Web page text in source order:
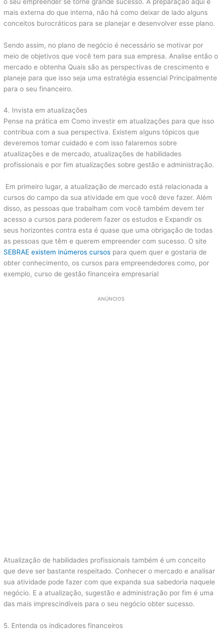
mais externa do que interna, não há como deixar de lado alguns
conceitos burocráticos para se planejar e desenvolver esse plano.
Sendo assim, no plano de negócio é necessário se motivar por
meio de objetivos que você tem para sua empresa. Analise então o
mercado e obtenha Quais são as perspectivas de crescimento e
planeje para que isso seja uma estratégia essencial Principalmente
para o seu financeiro.
4. Invista em atualizações
Pense na prática em Como investir em atualizações para que isso
contribua com a sua perspectiva. Existem alguns tópicos que
deveremos tomar cuidado e com isso falaremos sobre
atualizações e de mercado, atualizações de habilidades
profissionais e por fim atualizações sobre gestão e administração.
Em primeiro lugar, a atualização de mercado está relacionada a
cursos do campo da sua atividade em que você deve fazer. Além
disso, as pessoas que trabalham com você também devem ter
acesso a cursos para poderem fazer os estudos e Expandir os
seus horizontes contra esta é quase que uma obrigação de todas
as pessoas que têm e querem empreender com sucesso. O site
SEBRAE existem inúmeros cursos para quem quer e gostaria de
obter conhecimento, os cursos para empreendedores como, por
exemplo, curso de gestão financeira empresarial
ANÚNCIOS
Atualização de habilidades profissionais também é um conceito
que deve ser bastante respeitado. Conhecer o mercado e analisar
sua atividade pode fazer com que expanda sua sabedoria naquele
negócio. E a atualização, sugestão e administração por fim é uma
das mais imprescindíveis para o seu negócio obter sucesso.
5. Entenda os indicadores financeiros